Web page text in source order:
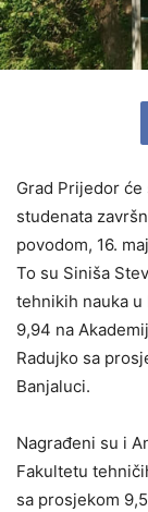
Grad Prijedor
studenata
povodom, 16.
To su Siniša
tehnikih nauka u
9,94 na
Radujko sa
Banjaluci.
Nagrađeni su i
Fakultetu
sa prosjekom